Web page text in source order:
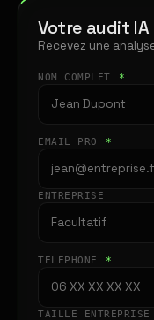
Votre audit
Recevez une
NOM COMPLET *
EMAIL PRO *
ENTREPRISE
TÉLÉPHONE *
TAILLE ENTREPRISE